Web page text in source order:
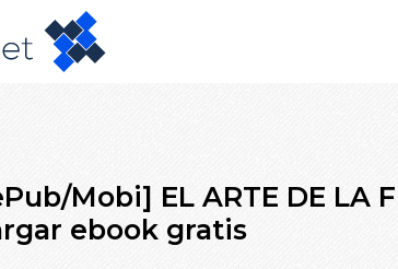
Mobi] EL ARTE DE LA
ebook gratis